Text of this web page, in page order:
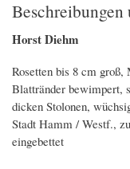
Horst Diehm
Rosetten bis 8 cm groß,
Blattränder bewimpert,
dicken Stolonen,
Stadt Hamm / Westf.,
eingebettet